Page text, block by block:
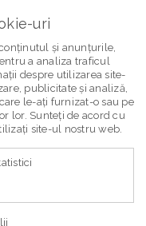
Brands
uri
și anunțurile,
a analiza traficul
despre utilizarea site-
publicitate și analiză,
le-ați furnizat-o sau pe
lor. Sunteți de acord cu
site-ul nostru web.